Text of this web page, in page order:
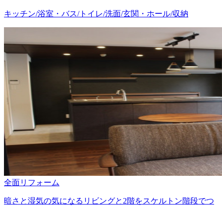
キッチン/浴室・バス/トイレ/洗面/玄関・ホール/収納
全面リフォーム
暗さと湿気の気になるリビングと2階をスケルトン階段でつ